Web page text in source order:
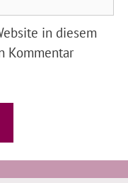
in diesem
Kommentar